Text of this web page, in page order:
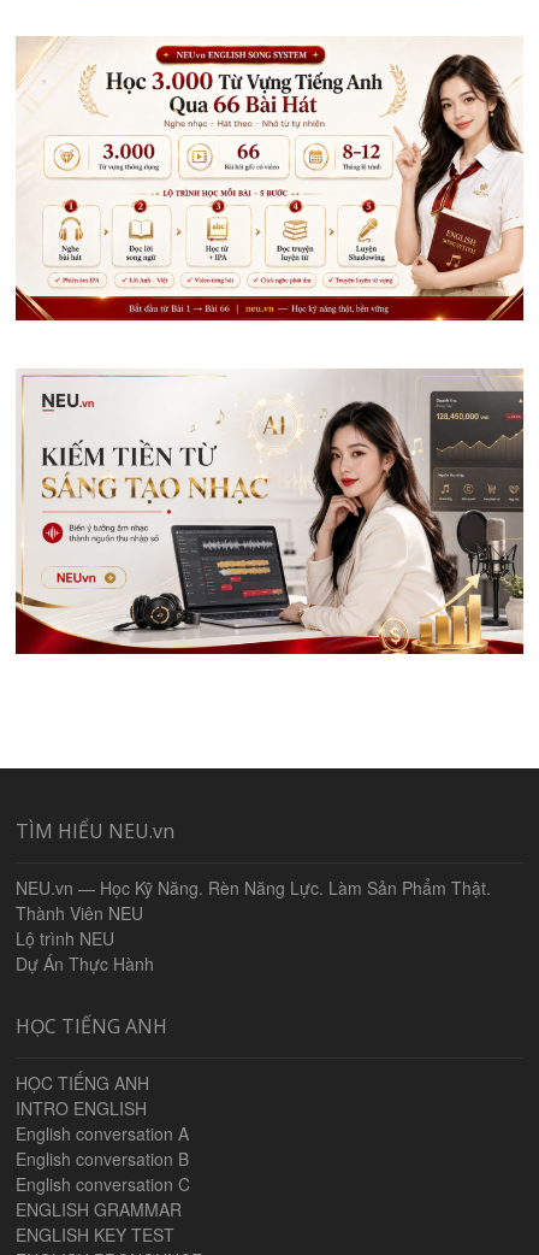
TÌM HIỂU NEU.vn
NEU.vn — Học Kỹ Năng. Rèn Năng Lực. Làm Sản Phẩm Thật.
Thành Viên NEU
Lộ trình NEU
Dự Án Thực Hành
HỌC TIẾNG ANH
HỌC TIẾNG ANH
INTRO ENGLISH
English conversation A
English conversation B
English conversation C
ENGLISH GRAMMAR
ENGLISH KEY TEST